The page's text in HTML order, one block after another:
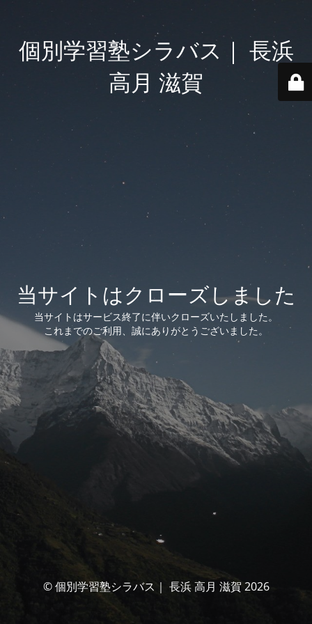
個別学習塾シラバス｜ 長浜
高月 滋賀
当サイトはクローズしました
当サイトはサービス終了に伴いクローズいたしました。
これまでのご利用、誠にありがとうございました。
© 個別学習塾シラバス｜ 長浜 高月 滋賀 2026